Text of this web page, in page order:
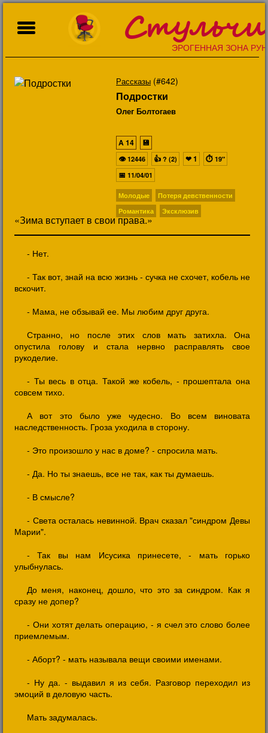
ЭРОГЕННАЯ ЗОНА
Рассказы (#642)
Подростки
Олег Болтогаев
«Зима вступает в свои права.»
A14
💾
👁12446 👍 ? (2) ❤1 ⏱ 19"
📅 11/04/01
Молодые
Потеря девственности
Романтика
Эксклюзив
- Нет.
- Так вот, знай на всю жизнь - сучка не схочет, кобель не
вскочит.
- Мама, не обзывай ее. Мы любим друг друга.
Странно, но после этих слов мать затихла. Она
опустила голову и стала нервно расправлять свое
рукоделие.
- Ты весь в отца. Такой же кобель, - прошептала она
совсем тихо.
А вот это было уже чудесно. Во всем виновата
наследственность. Гроза уходила в сторону.
- Это произошло у нас в доме? - спросила мать.
- Да. Но ты знаешь, все не так, как ты думаешь.
- В смысле?
- Света осталась невинной. Врач сказал "синдром Девы
Марии".
- Так вы нам Исусика принесете, - мать горько
улыбнулась.
До меня, наконец, дошло, что это за синдром. Как я
сразу не допер?
- Они хотят делать операцию, - я счел это слово более
приемлемым.
- Аборт? - мать называла вещи своими именами.
- Ну да. - выдавил я из себя. Разговор переходил из
эмоций в деловую часть.
Мать задумалась.